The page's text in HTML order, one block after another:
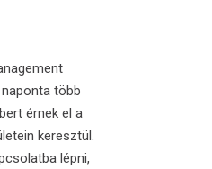
több
érnek el a
keresztül.
lépni,